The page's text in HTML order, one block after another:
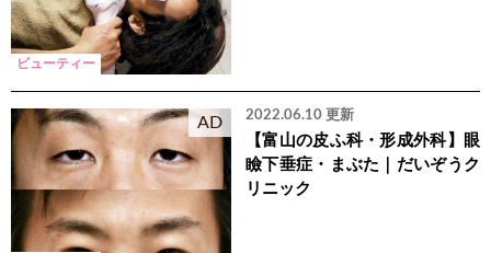
ビューティー
AD 2022.06.10 更新
【富山の皮ふ科・形成外科】眼
瞼下垂症・まぶた｜だいぞうク
リニック